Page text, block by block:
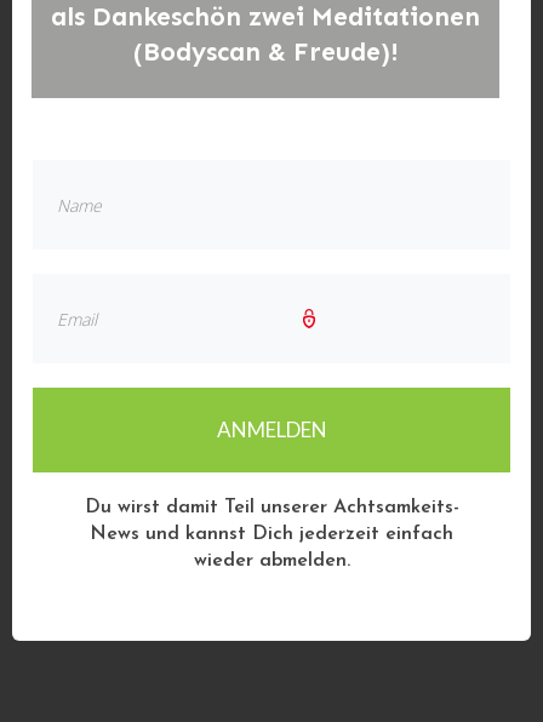
als Dankeschön zwei Meditationen
(Bodyscan & Freude)!
ANMELDEN
Du wirst damit Teil unserer Achtsamkeits-
News und kannst Dich jederzeit einfach
wieder abmelden.